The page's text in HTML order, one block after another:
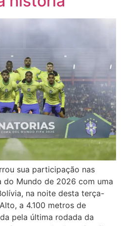
sua participação nas
do Mundo de 2026 com uma
na noite desta terça-
a 4.100 metros de
pela última rodada da